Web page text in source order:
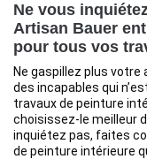
Ne vous
Artisan Bauer
pour tous vos
Ne gaspillez plus
des incapables qui
travaux de peinture
choisissez-le meilleur
inquiétez pas, faites
de peinture intérieure